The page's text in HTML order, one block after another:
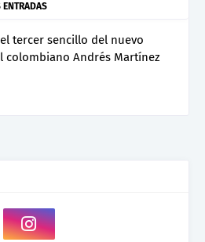
ENTRADAS
tercer sencillo del nuevo
colombiano Andrés Martínez